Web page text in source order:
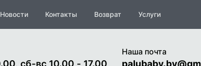
Новости Контакты Возврат Услуги
сб-вс 10.00 - 17.00
Наша почта